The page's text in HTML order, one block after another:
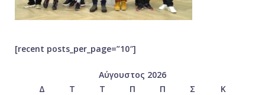
[recent posts_per_page=”10″]
Αύγουστος 2026
Δ
Τ Τ Π Π Σ
Κ